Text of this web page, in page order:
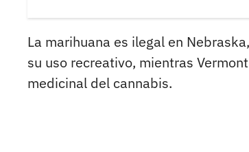
La marihuana es ilegal en
su uso recreativo, mientras
medicinal del cannabis.